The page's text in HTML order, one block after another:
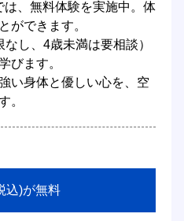
ができます。
し、4歳未満は要相談）
びます。
い身体と優しい心を、空
。
込)が無料